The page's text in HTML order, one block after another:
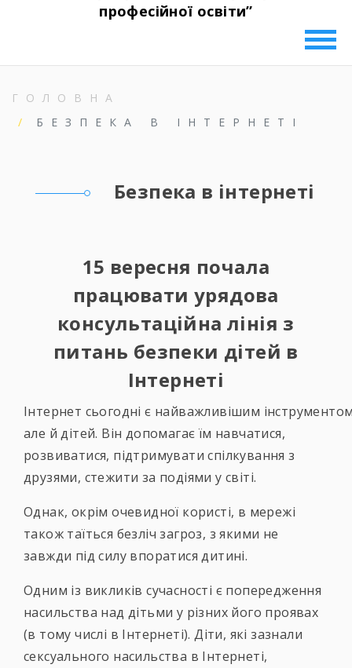
професійної освіти”
ГОЛОВНА
БЕЗПЕКА В ІНТЕРНЕТІ
Безпека в інтернеті
15 вересня почала
працювати урядова
консультаційна лінія з
питань безпеки дітей в
Інтернеті
Інтернет сьогодні є найважливішим
але й дітей. Він допомагає їм навчатися,
розвиватися, підтримувати спілкування з
друзями, стежити за подіями у світі.
Однак, окрім очевидної користі, в мережі
також таїться безліч загроз, з якими не
завжди під силу впоратися дитині.
Одним із викликів сучасності є попередження
насильства над дітьми у різних його проявах
(в тому числі в Інтернеті). Діти, які зазнали
сексуального насильства в Інтернеті,